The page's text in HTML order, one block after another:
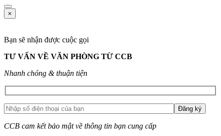
×
Bạn sẽ nhận được cuộc gọi
TƯ VẤN VỀ VĂN PHÒNG TỪ CCB
Nhanh chóng & thuận tiện
CCB cam kết bảo mật về thông tin bạn cung cấp